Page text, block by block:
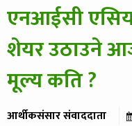
एनआईसी
शेयर उठाउने
मूल्य कति ?
आर्थीकसंसार संवाददाता